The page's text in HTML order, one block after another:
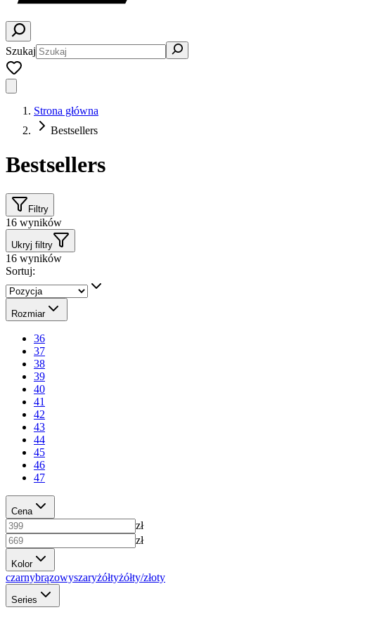
Szukaj
Strona główna
Bestsellers
Bestsellers
Filtry
16 wyników
Ukryj filtry
16 wyników
Sortuj:
Rozmiar
36
37
38
39
40
41
42
43
44
45
46
47
Cena
zł
zł
Kolor
czarnybrązowyszaryżółtyżółty/złoty
Series